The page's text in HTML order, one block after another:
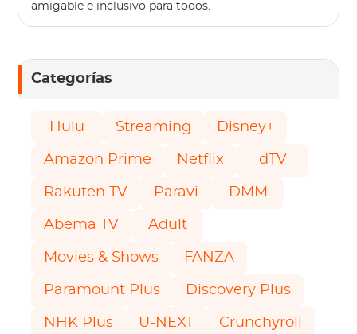
amigable e inclusivo para todos.
Categorías
Hulu Streaming Disney+
Amazon Prime Netflix dTV
Rakuten TV Paravi DMM
Abema TV Adult
Movies & Shows FANZA
Paramount Plus Discovery Plus
NHK Plus U-NEXT Crunchyroll